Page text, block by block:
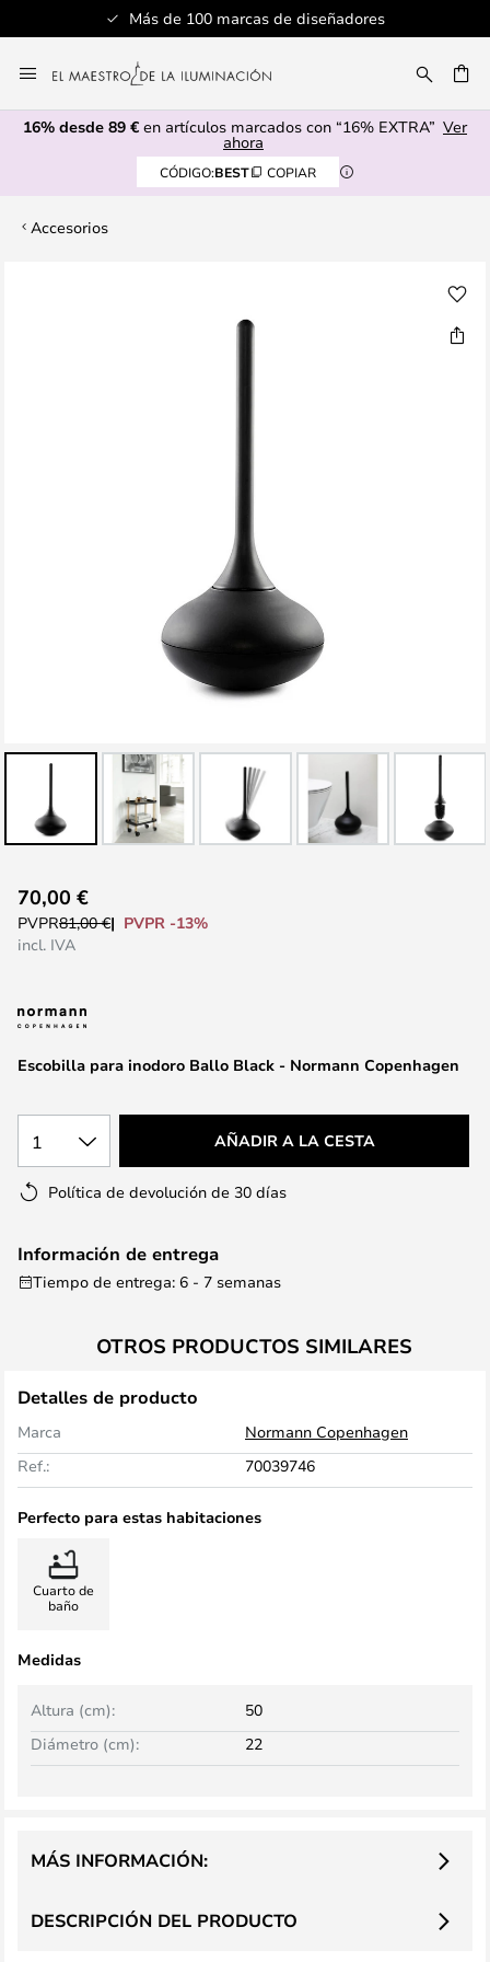
Más de 100 marcas de diseñadores
al
contenido
16% desde 89 € en artículos marcados con “16% EXTRA” Ver
ahora
CÓDIGO:BEST COPIAR
Accesorios
comienzo
galería
imágenes
Escobilla para inodoro Ballo Black - Normann Copenhagen
70,00 €
PVPR81,00 €
PVPR -13%
incl. IVA
1 AÑADIR A LA CESTA
Política de devolución de 30 días
Información de entrega
Tiempo de entrega: 6 - 7 semanas
OTROS PRODUCTOS SIMILARES
Detalles de producto
Marca
Normann Copenhagen
Ref.:
70039746
Perfecto para estas habitaciones
Cuarto de
baño
Medidas
Altura (cm):
50
Diámetro (cm):
22
DESCRIPCIÓN DEL PRODUCTO
MÁS INFORMACIÓN: